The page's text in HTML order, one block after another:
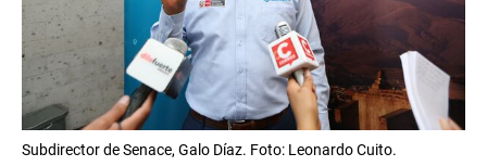
Subdirector de Senace, Galo Díaz. Foto: Leonardo Cuito.